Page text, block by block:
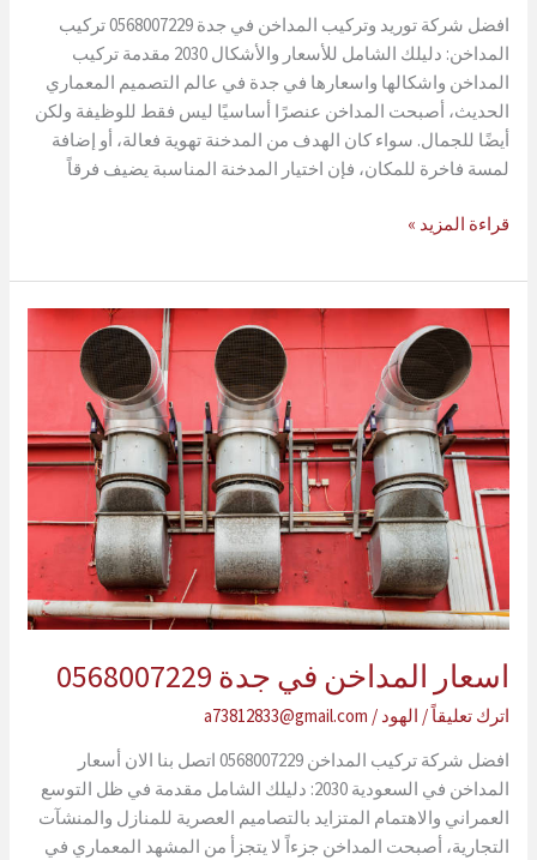
افضل شركة توريد وتركيب المداخن في جدة 0568007229 تركيب
المداخن: دليلك الشامل للأسعار والأشكال 2030 مقدمة تركيب
المداخن واشكالها واسعارها في جدة في عالم التصميم المعماري
الحديث، أصبحت المداخن عنصرًا أساسيًا ليس فقط للوظيفة ولكن
أيضًا للجمال. سواء كان الهدف من المدخنة تهوية فعالة، أو إضافة
لمسة فاخرة للمكان، فإن اختيار المدخنة المناسبة يضيف فرقاً
تركيب
واشكالها
واسعارها
في
جدة
قراءة المزيد »
اسعار المداخن في جدة 0568007229
اترك تعليقاً/ الهود /
a73812833@gmail.com
افضل شركة تركيب المداخن 0568007229 اتصل بنا الان أسعار
المداخن في السعودية 2030: دليلك الشامل مقدمة في ظل التوسع
العمراني والاهتمام المتزايد بالتصاميم العصرية للمنازل والمنشآت
التجارية، أصبحت المداخن جزءاً لا يتجزأ من المشهد المعماري في